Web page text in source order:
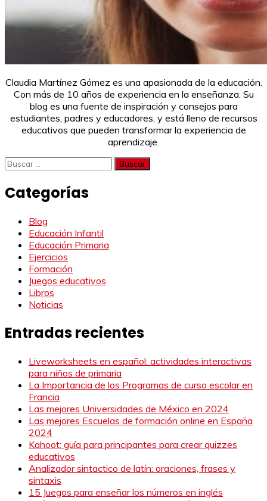
Claudia Martínez Gómez es una apasionada de la educación.
Con más de 10 años de experiencia en la enseñanza. Su
blog es una fuente de inspiración y consejos para
estudiantes, padres y educadores, y está lleno de recursos
educativos que pueden transformar la experiencia de
aprendizaje.
Buscar:
Categorías
Blog
Educación Infantil
Educación Primaria
Ejercicios
Formación
Juegos educativos
Libros
Noticias
Entradas recientes
Liveworksheets en español: actividades interactivas
para niños de primaria
La Importancia de los Programas de curso escolar en
Francia
Las mejores Universidades de México en 2024
Las mejores Escuelas de formación online en España
2024
Kahoot: guía para principantes para crear quizzes
educativos
Analizador sintactico de latín: oraciones, frases y
sintaxis
15 Juegos para enseñar los números en inglés